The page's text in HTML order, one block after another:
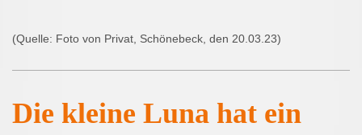
(Quelle: Foto von Privat, Schönebeck, den 20.03.23)
Die kleine Luna hat ein